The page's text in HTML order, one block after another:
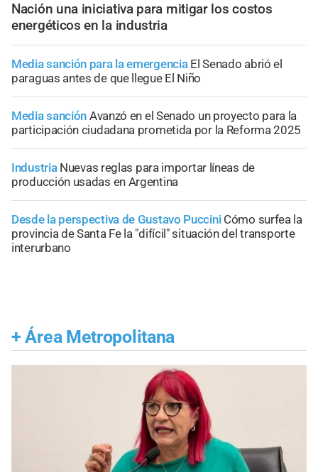
Nación una iniciativa para mitigar los costos
energéticos en la industria
Media sanción para la emergencia El Senado abrió el
paraguas antes de que llegue El Niño
Media sanción Avanzó en el Senado un proyecto para la
participación ciudadana prometida por la Reforma 2025
Industria Nuevas reglas para importar líneas de
producción usadas en Argentina
Desde la perspectiva de Gustavo Puccini Cómo surfea la
provincia de Santa Fe la "difícil" situación del transporte
interurbano
+ Área Metropolitana